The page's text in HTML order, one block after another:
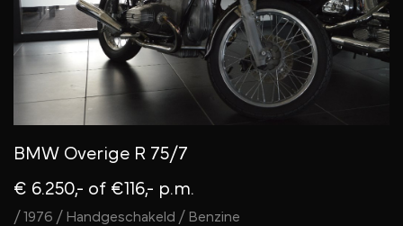
BMW Overige R 75/7
€ 6.250,- of €116,- p.m.
/ 1976 / Handgeschakeld / Benzine